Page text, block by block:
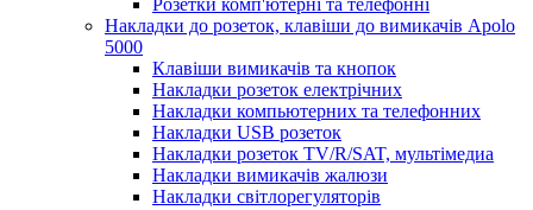
Розетки комп'ютерні та телефонні
Накладки до розеток, клавіши до вимикачів Apolo
5000
Клавіши вимикачів та кнопок
Накладки розеток електрічних
Накладки компьютерних та телефонних
Накладки USB розеток
Накладки розеток TV/R/SAT, мультімедиа
Накладки вимикачів жалюзи
Накладки світлорегуляторів